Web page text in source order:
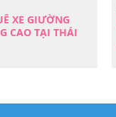
XE GIƯỜNG
CAO TẠI THÁI